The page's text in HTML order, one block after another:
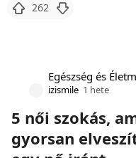
262
Egészség és
izismile 1 hete
5 női szokás,
gyorsan